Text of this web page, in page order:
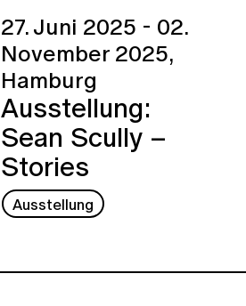
27. Juni 2025 - 02.
November 2025,
Hamburg
Ausstellung:
Sean Scully –
Stories
Ausstellung